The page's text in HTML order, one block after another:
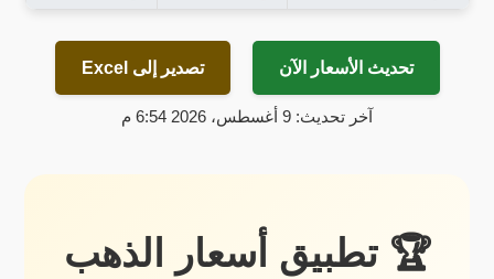
تحديث الأسعار الآن تصدير إلى Excel
آخر تحديث: 9 أغسطس، 2026 6:54 م
🏆 تطبيق أسعار الذهب